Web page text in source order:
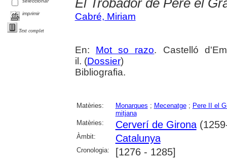
imprimir
Text complet
Cabré, Miriam
En: Mot so razo. Castelló
il. (Dossier)
Bibliografia.
Matèries: Monarques ; Mecenatge; Pere II el
mitjana
Matèries:
Cerverí de Girona
Àmbit: Catalunya
Cronologia: [1276 - 1285]